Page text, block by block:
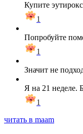
Купите
1
Попробуйте
1
Значит не
Я на 21 неделе.
1
читать в maam